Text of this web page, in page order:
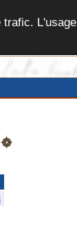
trafic. L'usage